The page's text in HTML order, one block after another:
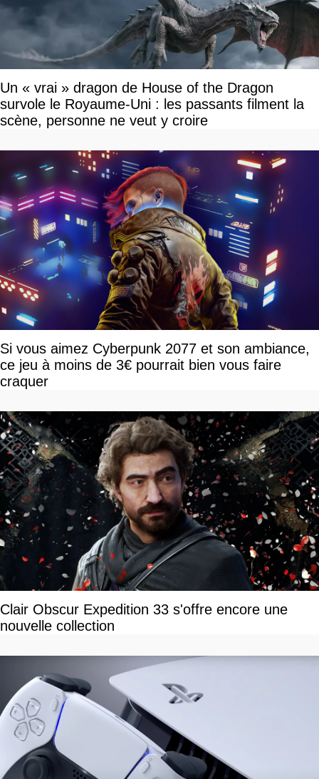
Un « vrai » dragon de House of the Dragon
survole le Royaume-Uni : les passants filment la
scène, personne ne veut y croire
Si vous aimez Cyberpunk 2077 et son ambiance,
ce jeu à moins de 3€ pourrait bien vous faire
craquer
Clair Obscur Expedition 33 s'offre encore une
nouvelle collection